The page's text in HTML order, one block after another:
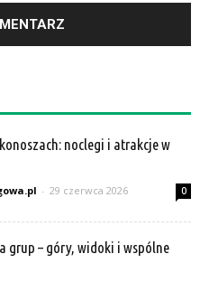
noclegi i atrakcje w
- 29 czerwca 2026 0
grup – góry, widoki i wspólne